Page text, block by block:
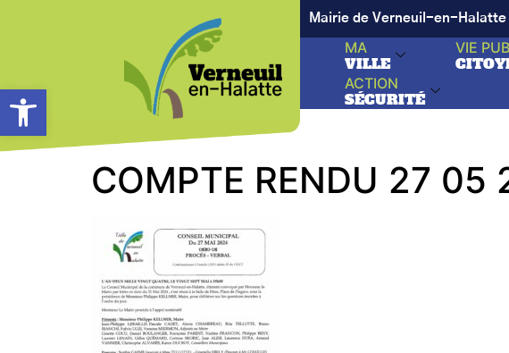
Ouvrir la barre d’outils
Mairie de Verneuil-en-Halatte
MA
VILLE
VIE
ACTION
SÉCURITÉ
COMPTE RENDU 27 05